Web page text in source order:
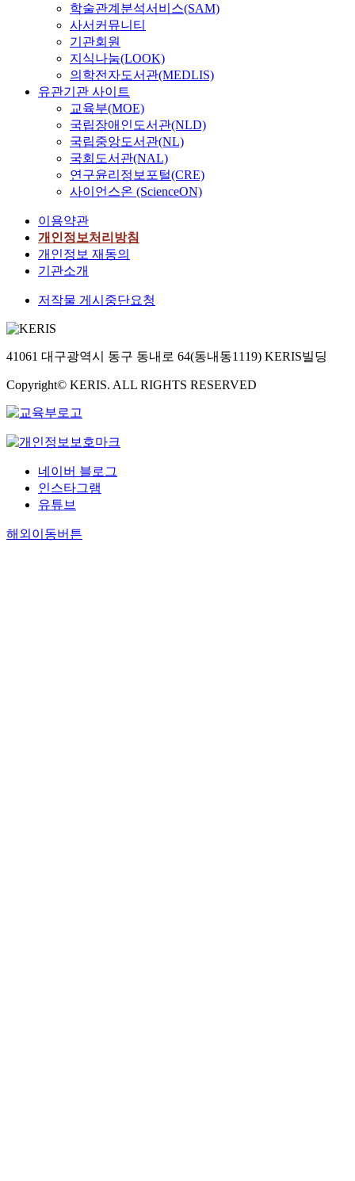
학술관계분석서비스(SAM)
사서커뮤니티
기관회원
지식나눔(LOOK)
의학전자도서관(MEDLIS)
유관기관 사이트
교육부(MOE)
국립장애인도서관(NLD)
국립중앙도서관(NL)
국회도서관(NAL)
연구윤리정보포털(CRE)
사이언스온 (ScienceON)
이용약관
개인정보처리방침
개인정보 재동의
기관소개
저작물 게시중단요청
41061 대구광역시 동구 동내로 64(동내동1119) KERIS빌딩
Copyright© KERIS. ALL RIGHTS RESERVED
네이버 블로그
인스타그램
유튜브
해외이동버튼